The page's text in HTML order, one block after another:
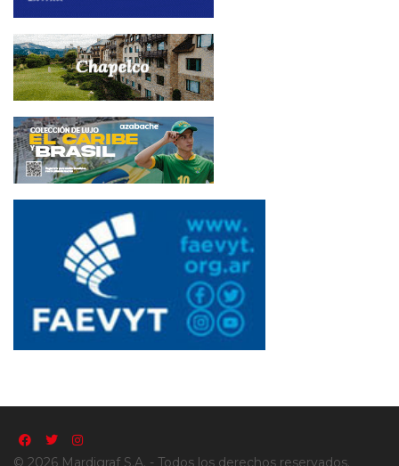
© 2026 Mardigraf S.A. - Todos los derechos reservados.